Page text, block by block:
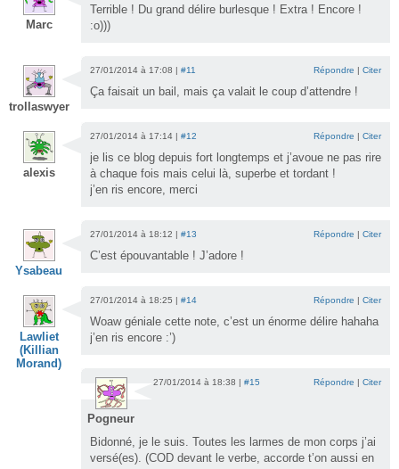
Marc
Terrible ! Du grand délire burlesque ! Extra ! Encore !
:o)))
trollaswyer
27/01/2014 à 17:08 | #11 Répondre | Citer
Ça faisait un bail, mais ça valait le coup d’attendre !
alexis
27/01/2014 à 17:14 | #12 Répondre | Citer
je lis ce blog depuis fort longtemps et j’avoue ne pas rire
à chaque fois mais celui là, superbe et tordant !
j’en ris encore, merci
Ysabeau
27/01/2014 à 18:12 | #13 Répondre | Citer
C’est épouvantable ! J’adore !
Lawliet
(Killian
Morand)
27/01/2014 à 18:25 | #14 Répondre | Citer
Woaw géniale cette note, c’est un énorme délire hahaha
j’en ris encore :’)
Pogneur
27/01/2014 à 18:38 | #15 Répondre | Citer
Bidonné, je le suis. Toutes les larmes de mon corps j’ai
versé(es). (COD devant le verbe, accorde t’on aussi en